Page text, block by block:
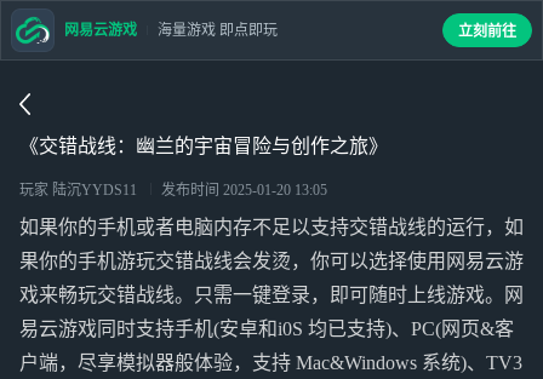
《交错战线：幽兰的宇宙冒险与创作之旅》
玩家 陆沉YYDS11 发布时间 2025-01-20 13:05
如果你的手机或者电脑内存不足以支持交错战线的运行，如
果你的手机游玩交错战线会发烫，你可以选择使用网易云游
戏来畅玩交错战线。只需一键登录，即可随时上线游戏。网
易云游戏同时支持手机(安卓和i0S 均已支持)、PC(网页&客
户端，尽享模拟器般体验，支持 Mac&Windows 系统)、TV3
网易云游戏 海量游戏 即点即玩 立刻前往